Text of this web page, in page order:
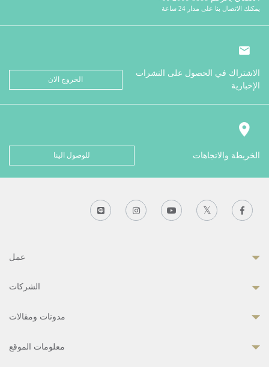
يمكنك الاتصال بنا على مدار 24 ساعة
الاشتراك في الحصول على النشرات
الإخبارية
الخروج الان
الخريطة والاتجاهات للوصول الينا
عمل
الشركات
مدونات ومقالات
معلومات الموقع